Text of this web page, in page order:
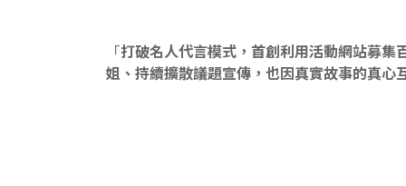
「打破名人代言模式，首創利用活動網站募
姐、持續擴散議題宣傳，也因真實故事的真心